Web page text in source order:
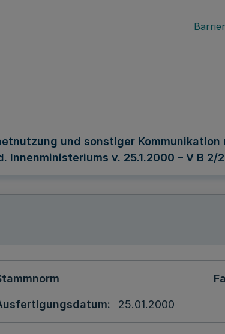
und sonstiger
v. 25.1.2000 – V B 2/
25.01.2000